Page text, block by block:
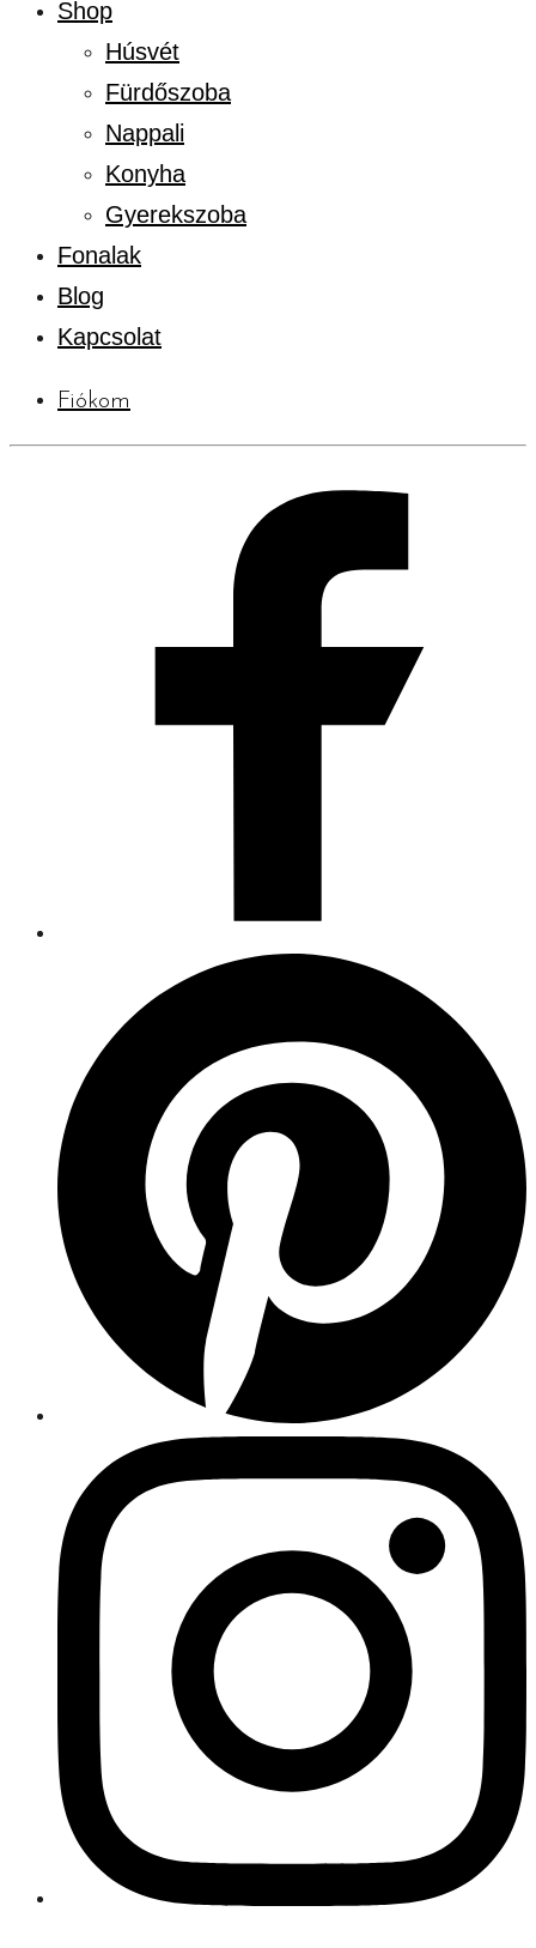
Shop
Húsvét
Fürdőszoba
Nappali
Konyha
Gyerekszoba
Fonalak
Blog
Kapcsolat
Fiókom